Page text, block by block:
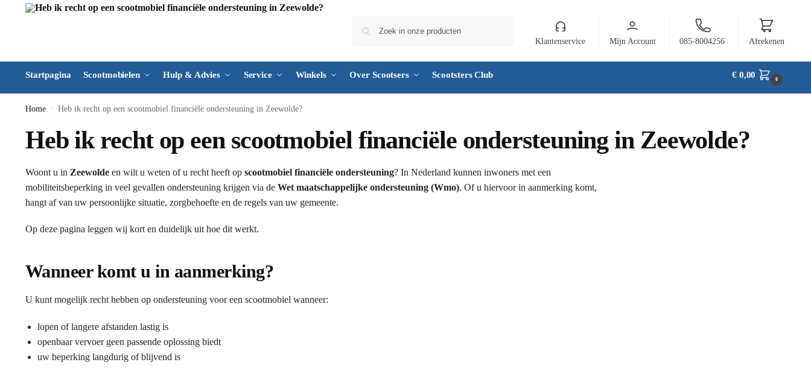
Klantenservice Mijn Account 085-8004256 Afrekenen
Startpagina Scootmobielen Hulp & Advies Service Winkels Over Scootsers Scootsters Club €0,00 0
Home / Heb ik recht op een scootmobiel financiële ondersteuning in Zeewolde?
Heb ik recht op een scootmobiel financiële ondersteuning in Zeewolde?
Woont u in Zeewoldeen wilt u weten of u recht heeft op scootmobiel financiële ondersteuning? In Nederland kunnen inwoners met een
mobiliteitsbeperking in veel gevallen ondersteuning krijgen via de Wet maatschappelijke ondersteuning (Wmo). Of u hiervoor in aanmerking komt,
hangt af van uw persoonlijke situatie, zorgbehoefte en de regels van uw gemeente.
Op deze pagina leggen wij kort en duidelijk uit hoe dit werkt.
Wanneer komt u in aanmerking?
U kunt mogelijk recht hebben op ondersteuning voor een scootmobiel wanneer:
lopen of langere afstanden lastig is
openbaar vervoer geen passende oplossing biedt
uw beperking langdurig of blijvend is